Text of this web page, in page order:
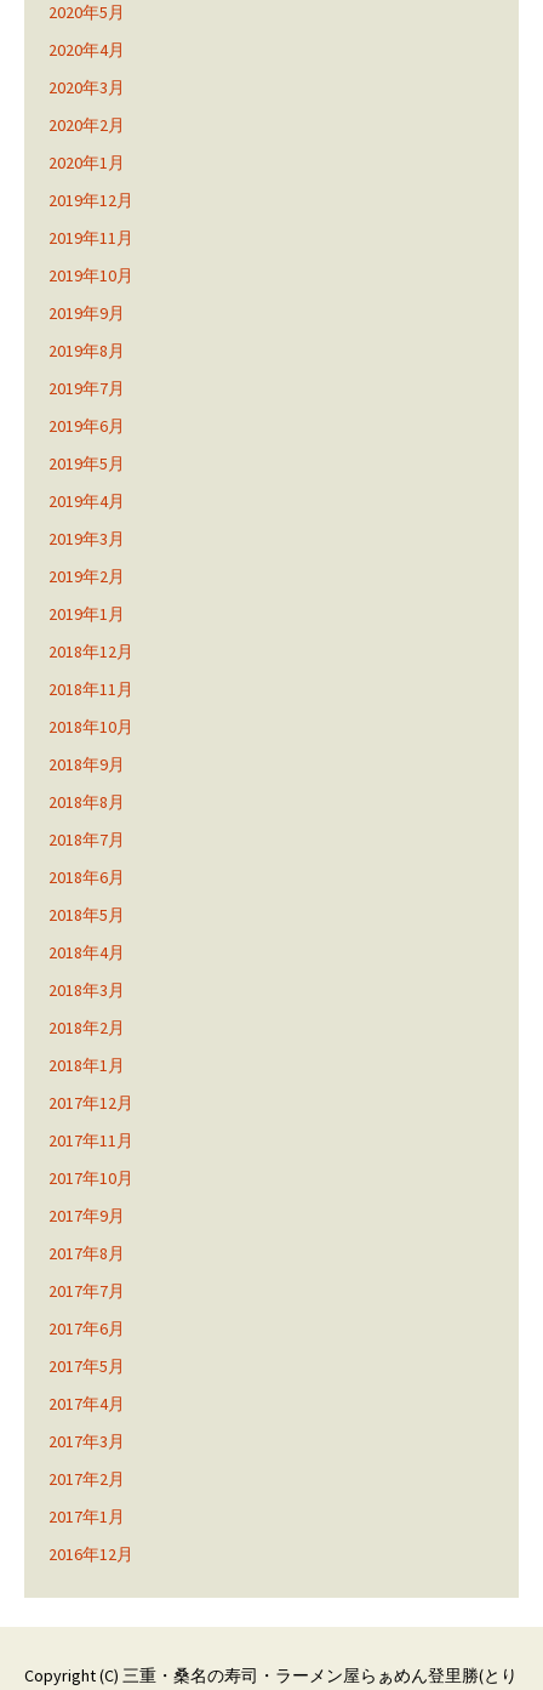
2020年5月
2020年4月
2020年3月
2020年2月
2020年1月
2019年12月
2019年11月
2019年10月
2019年9月
2019年8月
2019年7月
2019年6月
2019年5月
2019年4月
2019年3月
2019年2月
2019年1月
2018年12月
2018年11月
2018年10月
2018年9月
2018年8月
2018年7月
2018年6月
2018年5月
2018年4月
2018年3月
2018年2月
2018年1月
2017年12月
2017年11月
2017年10月
2017年9月
2017年8月
2017年7月
2017年6月
2017年5月
2017年4月
2017年3月
2017年2月
2017年1月
2016年12月
Copyright (C) 三重・桑名の寿司・ラーメン屋らぁめん登里勝(とり